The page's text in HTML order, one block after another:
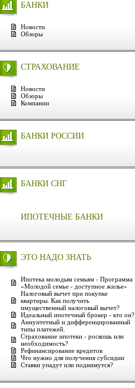
БАНКИ
Новости
Обзоры
СТРАХОВАНИЕ
Новости
Обзоры
Компании
БАНКИ РОССИИ
БАНКИ СНГ
ИПОТЕЧНЫЕ БАНКИ
ЭТО НАДО ЗНАТЬ
Ипотека молодым семьям - Программа
«Молодой семье - доступное жилье»
Налоговый вычет при покупке
квартиры. Как получить
имущественный налоговый вычет?
Идеальный ипотечный брокер - кто он?
Аннуитетный и дифференцированный
типы платежей.
Страхование ипотеки - роскошь или
необходимость?
Рефинансирование кредитов
Что нужно для получения субсидии
Ставки упадут или поднимутся?